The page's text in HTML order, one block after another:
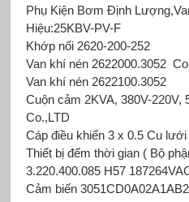
Phụ Kiện Bơm Định
Hiệu:25KBV-PV-F
Khớp nối 2620-200-252
Van khí nén 2622000.3052
Van khí nén 2622100.3052
Cuộn cảm 2KVA, 380V-220V,
Co.,LTD
Cáp điều khiển 3 x 0.5 Cu lưới
Thiết bị đếm thời gian ( Bộ
3.220.400.085 H57
Cảm biến